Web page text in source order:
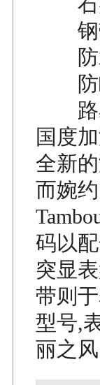
钢
防
防
路易
国度
全新
而婉
码以
突显
带则
型号,
丽之风